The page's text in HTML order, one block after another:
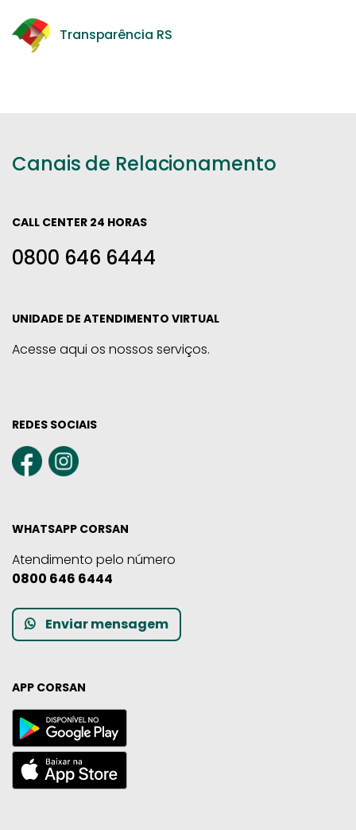
Transparência RS
Canais de Relacionamento
CALL CENTER 24 HORAS
0800 646 6444
UNIDADE DE ATENDIMENTO VIRTUAL
Acesse aqui os nossos serviços.
REDES SOCIAIS
WHATSAPP CORSAN
Atendimento pelo número
0800 646 6444
Enviar mensagem
APP CORSAN